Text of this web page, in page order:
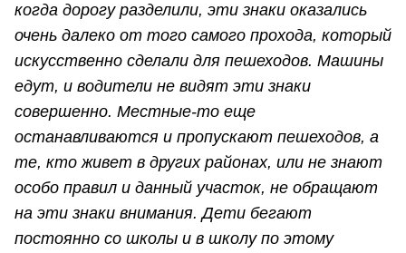
когда дорогу разделили, эти знаки оказались
очень далеко от того самого прохода, который
искусственно сделали для пешеходов. Машины
едут, и водители не видят эти знаки
совершенно. Местные-то еще
останавливаются и пропускают пешеходов, а
те, кто живет в других районах, или не знают
особо правил и данный участок, не обращают
на эти знаки внимания. Дети бегают
постоянно со школы и в школу по этому